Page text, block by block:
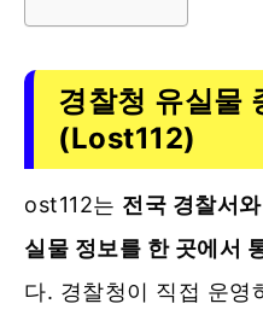
경찰청 유실물
(Lost112)
ost112는 전국 경찰서
실물 정보를 한 곳에서
다. 경찰청이 직접 운영